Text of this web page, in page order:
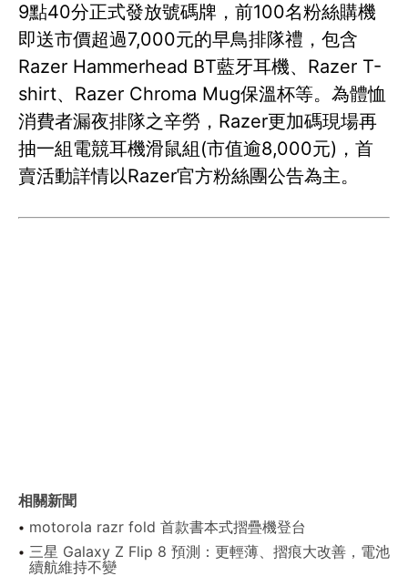
9點40分正式發放號碼牌，前100名粉絲購機
即送市價超過7,000元的早鳥排隊禮，包含
Razer Hammerhead BT藍牙耳機、Razer T-
shirt、Razer Chroma Mug保溫杯等。為體恤
消費者漏夜排隊之辛勞，Razer更加碼現場再
抽一組電競耳機滑鼠組(市值逾8,000元)，首
賣活動詳情以Razer官方粉絲團公告為主。
相關新聞
motorola razr fold 首款書本式摺疊機登台
三星 Galaxy Z Flip 8 預測：更輕薄、摺痕大改善，電池
續航維持不變